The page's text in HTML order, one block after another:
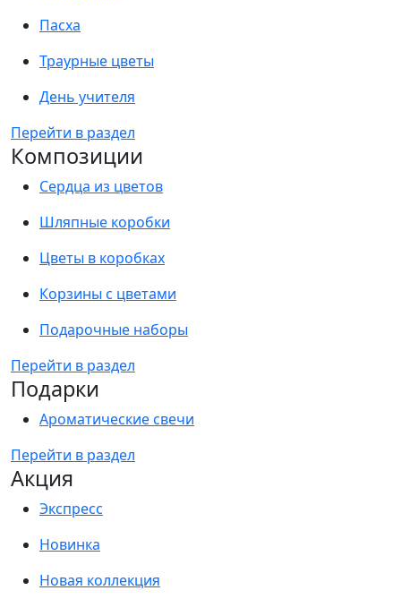
Пасха
Траурные цветы
День учителя
Перейти в раздел
Композиции
Сердца из цветов
Шляпные коробки
Цветы в коробках
Корзины с цветами
Подарочные наборы
Перейти в раздел
Подарки
Ароматические свечи
Перейти в раздел
Акция
Экспресс
Новинка
Новая коллекция